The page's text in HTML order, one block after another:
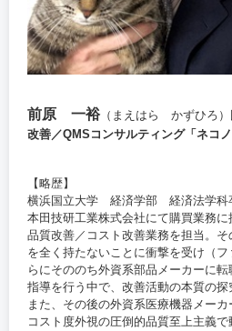
前原 一裕（まえはら かずひろ）
改善／QMSコンサルティング「ネコ
【略歴】
横浜国立大学 経済学部 経済法学科
本田技研工業株式会社にて購買業務
品質改善／コスト改善業務を担当。
を全く持たないことに衝撃を受け（
らにそののち外資系部品メーカーに
指導を行う中で、改善活動の本質の探
また、その後の外資系医療機器メーカ
コスト度外視の圧倒的品質至上主義